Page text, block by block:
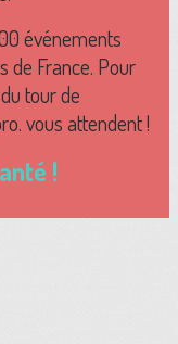
événements
de France. Pour
tour de
vous attendent !
!